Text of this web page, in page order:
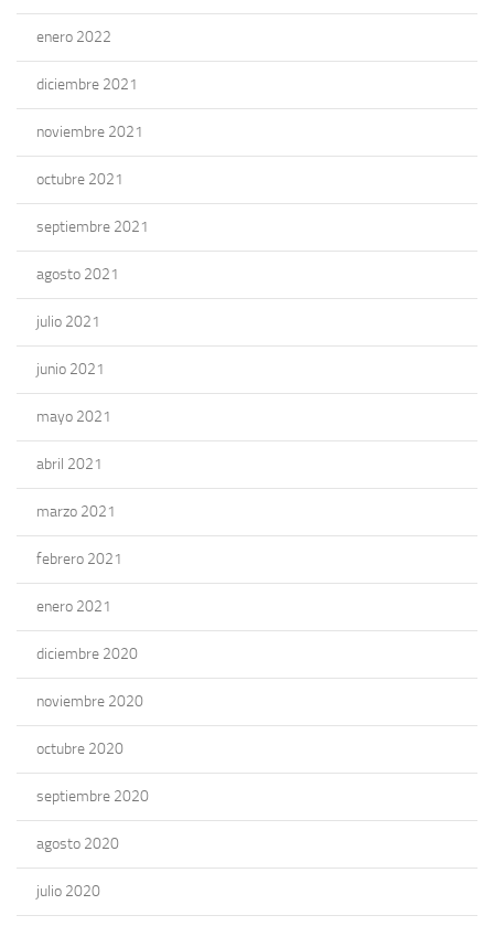
enero 2022
diciembre 2021
noviembre 2021
octubre 2021
septiembre 2021
agosto 2021
julio 2021
junio 2021
mayo 2021
abril 2021
marzo 2021
febrero 2021
enero 2021
diciembre 2020
noviembre 2020
octubre 2020
septiembre 2020
agosto 2020
julio 2020